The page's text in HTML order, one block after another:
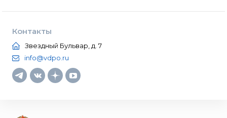
Контакты
Звездный Бульвар, д. 7
info@vdpo.ru